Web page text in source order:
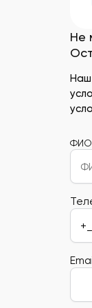
Не
Наш
ФИО